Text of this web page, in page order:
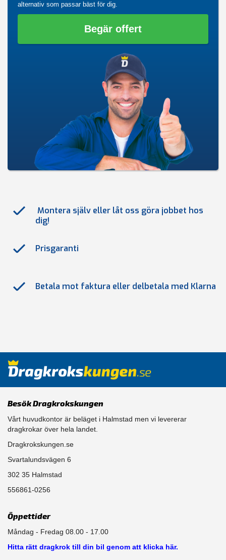
alternativ som passar bäst för dig.
Begär offert
Montera själv eller låt oss göra jobbet hos
dig!
Prisgaranti
Betala mot faktura eller delbetala med Klarna
Besök Dragkrokskungen
Vårt huvudkontor är beläget i Halmstad men vi levererar
dragkrokar över hela landet.
Dragkrokskungen.se
Svartalundsvägen 6
302 35 Halmstad
556861-0256
Öppettider
Måndag - Fredag 08.00 - 17.00
Hitta rätt dragkrok till din bil genom att klicka här.